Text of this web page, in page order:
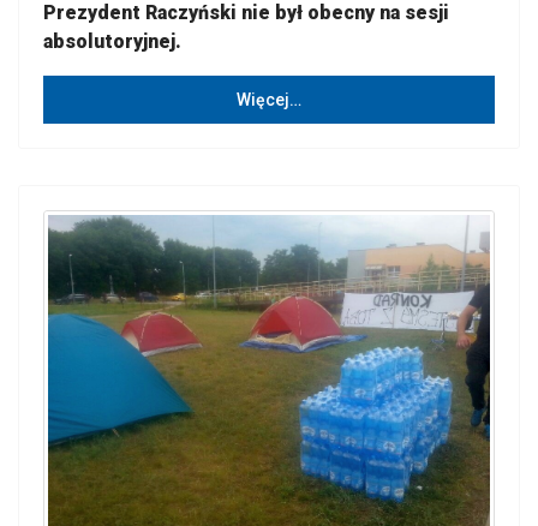
Prezydent Raczyński nie był obecny na sesji
absolutoryjnej.
Więcej…